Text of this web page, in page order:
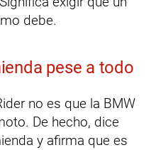
debe.
pese a todo
no es que la BMW
De hecho, dice
y afirma que es